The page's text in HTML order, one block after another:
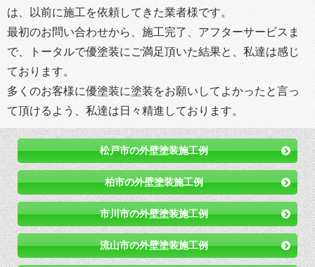
は、以前に施工を依頼してきた業者様です。
最初のお問い合わせから、施工完了、アフターサービスま
で、トータルで優塗装にご満足頂いた結果と、私達は感じ
ております。
多くのお客様に優塗装に塗装をお願いしてよかったと言っ
て頂けるよう、私達は日々精進しております。
松戸市の外壁塗装施工例
柏市の外壁塗装施工例
市川市の外壁塗装施工例
流山市の外壁塗装施工例